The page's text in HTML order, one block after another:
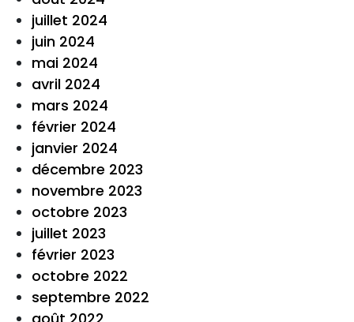
juillet 2024
juin 2024
mai 2024
avril 2024
mars 2024
février 2024
janvier 2024
décembre 2023
novembre 2023
octobre 2023
juillet 2023
février 2023
octobre 2022
septembre 2022